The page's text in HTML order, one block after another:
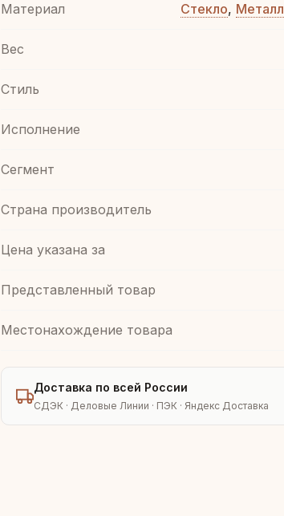
Материал Стекло, Металл
Вес
Стиль
Иcполнение
Сегмент
Страна производитель
Цена указана за
Представленный товар
Местонахождение товара
Доставка по всей России
СДЭК · Деловые Линии · ПЭК · Яндекс Доставка